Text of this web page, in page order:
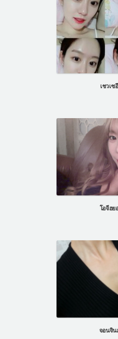
เชวเซ
โอจีฮย
จอนจิน